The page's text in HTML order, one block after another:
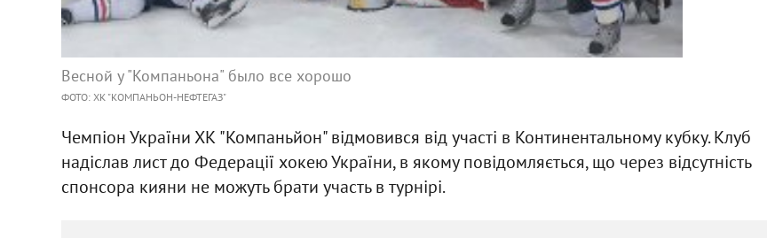
Весной у "Компаньона" было все хорошо
ФОТО: ХК "КОМПАНЬОН-НЕФТЕГАЗ"
Чемпіон України ХК "Компаньйон" відмовився від участі в Континентальному кубку. Клуб
надіслав лист до Федерації хокею України, в якому повідомляється, що через відсутність
спонсора кияни не можуть брати участь в турнірі.